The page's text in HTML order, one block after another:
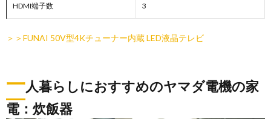
HDMI端子数 3
＞＞FUNAI 50V型4Kチューナー内蔵 LED液晶テレビ
一人暮らしにおすすめのヤマダ電機の家
電：炊飯器